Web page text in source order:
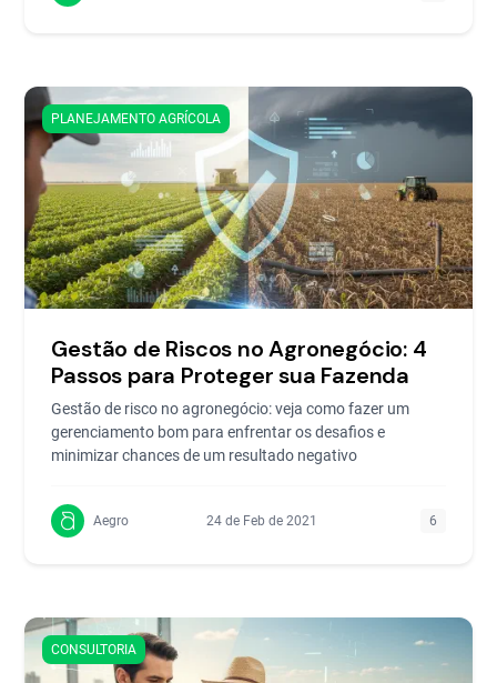
PLANEJAMENTO AGRÍCOLA
Gestão de Riscos no Agronegócio: 4
Passos para Proteger sua Fazenda
Gestão de risco no agronegócio: veja como fazer um
gerenciamento bom para enfrentar os desafios e
minimizar chances de um resultado negativo
Aegro 24 de Feb de 2021 6
CONSULTORIA